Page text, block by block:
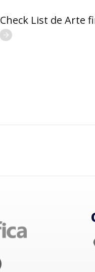
Check List de Arte